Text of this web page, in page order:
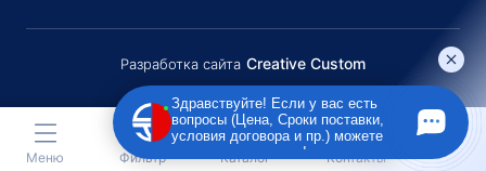
Разработка сайта Creative Custom
Меню Фильтр Каталог Контакты
Здравствуйте! Если у вас есть
вопросы (Цена, Сроки поставки,
условия договора и пр.) можете
задать их мне в чат!